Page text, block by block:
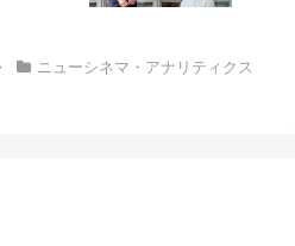
ニューシネマ・アナリティクス